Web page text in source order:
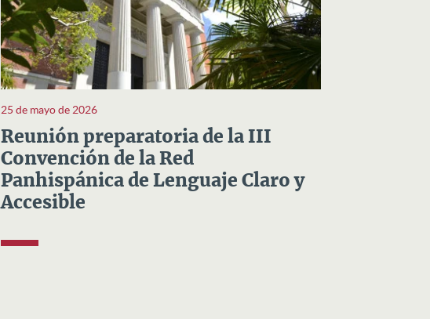
25 de mayo de 2026
Reunión preparatoria de la III
Convención de la Red
Panhispánica de Lenguaje Claro y
Accesible